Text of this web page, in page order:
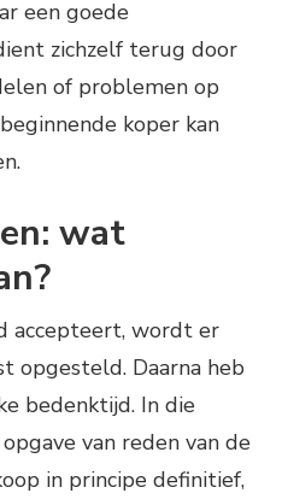
een goede
zichzelf terug door
of problemen op
koper kan
wat
accepteert, wordt er
opgesteld. Daarna heb
bedenktijd. In die
van reden van de
in principe definitief,